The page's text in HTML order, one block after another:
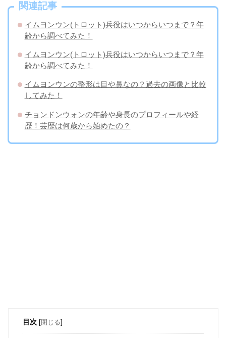
関連記事
イムヨンウン(トロット)兵役はいつからいつまで？年
齢から調べてみた！
イムヨンウン(トロット)兵役はいつからいつまで？年
齢から調べてみた！
イムヨンウンの整形は目や鼻なの？過去の画像と比較
してみた！
チョンドンウォンの年齢や身長のプロフィールや経
歴！芸歴は何歳から始めたの？
目次 [閉じる]